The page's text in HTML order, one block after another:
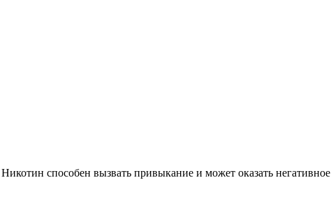
способен вызвать привыкание и может оказать негативное